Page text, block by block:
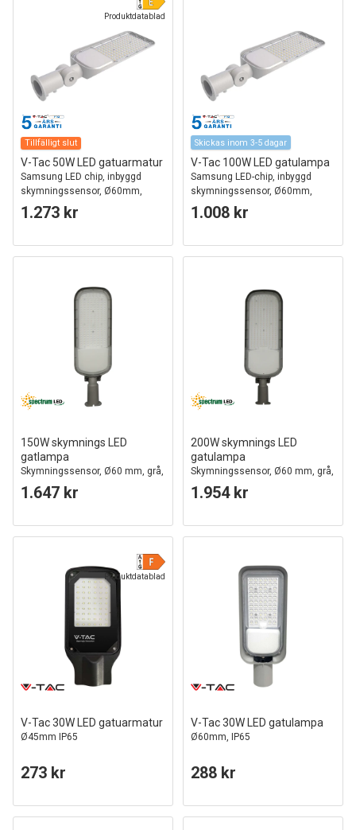
Produktdatablad
Tillfälligt slut
V-Tac 50W LED gatuarmatur
Samsung LED chip, inbyggd
skymningssensor, Ø60mm,
IP65, 100lm/w
1.273 kr
Skickas inom 3-5 dagar
V-Tac 100W LED gatulampa
Samsung LED-chip, inbyggd
skymningssensor, Ø60mm,
IP65, 135lm/w
1.008 kr
150W skymnings LED
gatlampa
Skymningssensor, Ø60 mm, grå,
IP65, IK09, 230V
1.647 kr
200W skymnings LED
gatulampa
Skymningssensor, Ø60 mm, grå,
IP65, IK09, 230V
1.954 kr
Produktdatablad
V-Tac 30W LED gatuarmatur
Ø45mm IP65
273 kr
V-Tac 30W LED gatulampa
Ø60mm, IP65
288 kr